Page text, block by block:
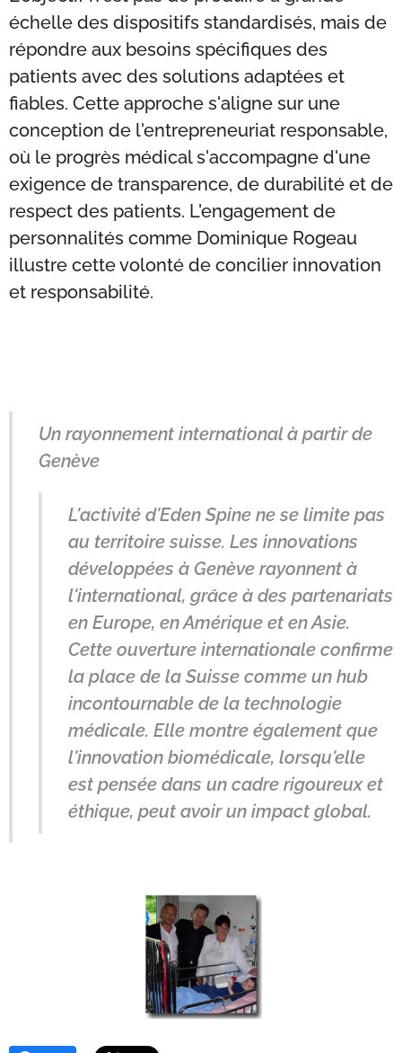
échelle des dispositifs standardisés, mais de
répondre aux besoins spécifiques des
patients avec des solutions adaptées et
fiables. Cette approche s'aligne sur une
conception de l'entrepreneuriat responsable,
où le progrès médical s'accompagne d'une
exigence de transparence, de durabilité et de
respect des patients. L'engagement de
personnalités comme Dominique Rogeau
illustre cette volonté de concilier innovation
et responsabilité.
Un rayonnement international à partir de
Genève
L'activité d'Eden Spine ne se limite pas
au territoire suisse. Les innovations
développées à Genève rayonnent à
l'international, grâce à des partenariats
en Europe, en Amérique et en Asie.
Cette ouverture internationale confirme
la place de la Suisse comme un hub
incontournable de la technologie
médicale. Elle montre également que
l'innovation biomédicale, lorsqu'elle
est pensée dans un cadre rigoureux et
éthique, peut avoir un impact global.